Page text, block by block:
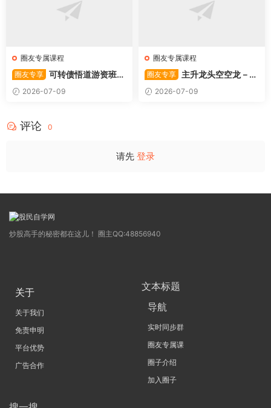
圈友专属课程
圈友专享 可转债悟道游资班出
奇系列悟道系列守正系列课程-
卓妍
2026-07-09
圈友专属课程
圈友专享
主升龙头空空龙－竞
价抢筹盘口的量化公式与十几
年的体系干货，全篇2026061
2026-07-09
评论 0
请先 登录
炒股高手的秘密都在这儿！ 圈主QQ:48856940
关于
关于我们
免责申明
平台优势
广告合作
文本标题
导航
实时同步群
圈友专属课
圈子介绍
加入圈子